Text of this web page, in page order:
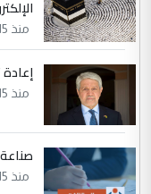
الموضوع :
مكتب
لدينا اي حساب
منذ 15 ساعة
منذ 15 ساعة
منذ 15 ساعة